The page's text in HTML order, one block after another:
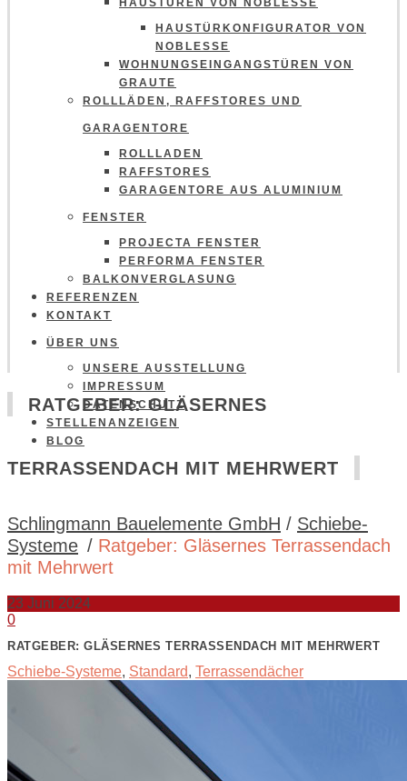
HAUSTÜREN VON NOBLESSE
HAUSTÜRKONFIGURATOR VON
NOBLESSE
WOHNUNGSEINGANGSTÜREN VON
GRAUTE
ROLLLÄDEN, RAFFSTORES UND
GARAGENTORE
ROLLLADEN
RAFFSTORES
GARAGENTORE AUS ALUMINIUM
FENSTER
PROJECTA FENSTER
PERFORMA FENSTER
BALKONVERGLASUNG
REFERENZEN
KONTAKT
ÜBER UNS
UNSERE AUSSTELLUNG
IMPRESSUM
DATENSCHUTZ
STELLENANZEIGEN
BLOG
RATGEBER: GLÄSERNES
TERRASSENDACH MIT MEHRWERT
Schlingmann Bauelemente GmbH / Schiebe-
Systeme / Ratgeber: Gläsernes Terrassendach
mit Mehrwert
23 Juni 2024
0
RATGEBER: GLÄSERNES TERRASSENDACH MIT MEHRWERT
Schiebe-Systeme, Standard, Terrassendächer